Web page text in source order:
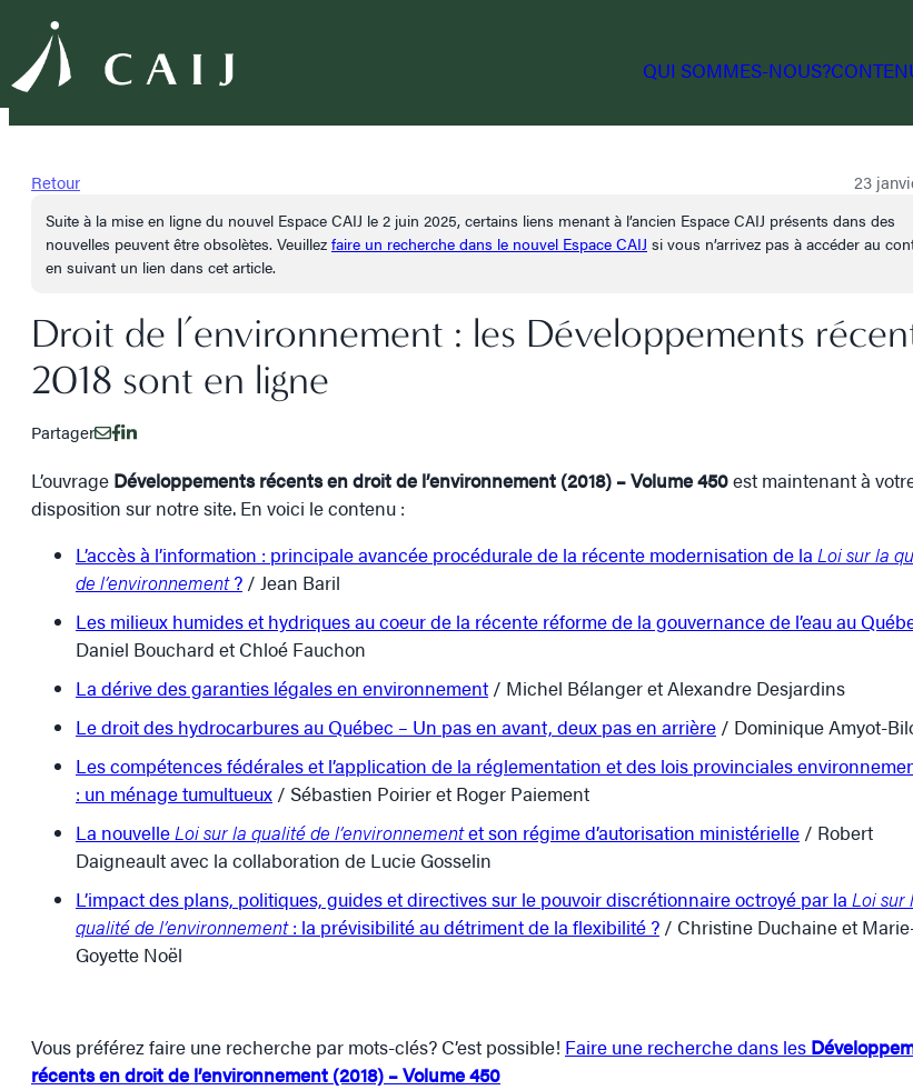
QUI SOMMES-NOUS?
Retour 23
Suite à la mise en ligne du nouvel Espace CAIJ le 2 juin 2025, certains liens menant à l’ancien Espace CAIJ présents dans des
nouvelles peuvent être obsolètes. Veuillez faire un recherche dans le nouvel Espace CAIJ si vous n’arrivez pas à accéder au
en suivant un lien dans cet article.
Droit de l’environnement : les Développements
2018 sont en ligne
Partager
L’ouvrage Développements récents en droit de l’environnement (2018) – Volume 450est maintenant à
disposition sur notre site. En voici le contenu :
L’accès à l’information : principale avancée procédurale de la récente modernisation de la Loi sur la
de l’environnement? / Jean Baril
Les milieux humides et hydriques au coeur de la récente réforme de la gouvernance de l’eau au
Daniel Bouchard et Chloé Fauchon
La dérive des garanties légales en environnement / Michel Bélanger et Alexandre Desjardins
Le droit des hydrocarbures au Québec – Un pas en avant, deux pas en arrière / Dominique Amyot-
Les compétences fédérales et l’application de la réglementation et des lois provinciales
: un ménage tumultueux / Sébastien Poirier et Roger Paiement
La nouvelleLoi sur la qualité de l’environnementet son régime d’autorisation ministérielle / Robert
Daigneault avec la collaboration de Lucie Gosselin
L’impact des plans, politiques, guides et directives sur le pouvoir discrétionnaire octroyé par la Loi sur
qualité de l’environnement: la prévisibilité au détriment de la flexibilité ? / Christine Duchaine et
Goyette Noël
Vous préférez faire une recherche par mots-clés? C’est possible! Faire une recherche dans les
récents en droit de l’environnement (2018) – Volume 450